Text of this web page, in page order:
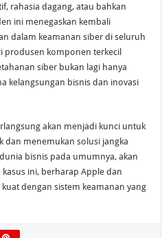
rahasia dagang, atau bahkan
ini menegaskan kembali
dalam keamanan siber di seluruh
produsen komponen terkecil
siber bukan lagi hanya
kelangsungan bisnis dan inovasi
akan menjadi kunci untuk
dan menemukan solusi jangka
bisnis pada umumnya, akan
ini, berharap Apple dan
dengan sistem keamanan yang